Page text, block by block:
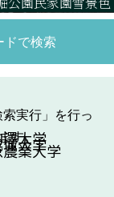
ドで検索
実行」を行っ
す。
大学
大学
業大学